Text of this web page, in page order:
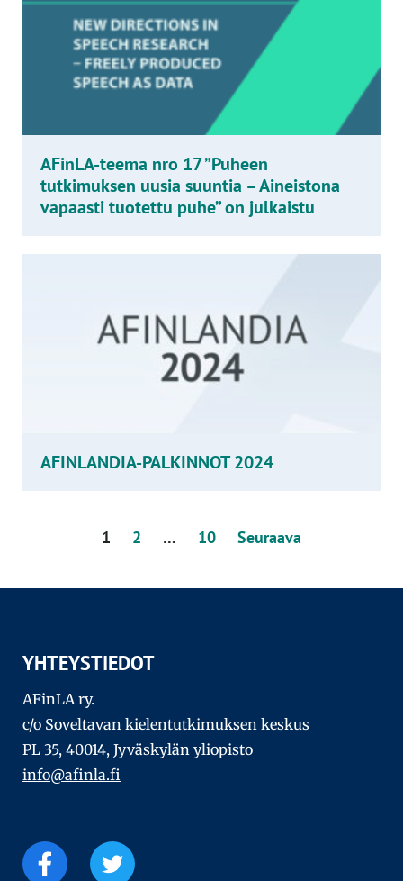
AFinLA-teema nro 17 ”Puheen
tutkimuksen uusia suuntia – Aineistona
vapaasti tuotettu puhe” on julkaistu
AFINLANDIA-PALKINNOT 2024
Artikkelien1 2 … 10 Seuraava
YHTEYSTIEDOT
AFinLA ry.
c/o Soveltavan kielentutkimuksen keskus
PL 35, 40014, Jyväskylän yliopisto
info@afinla.fi